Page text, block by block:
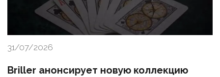
31/07/2026
Briller анонсирует новую коллекцию